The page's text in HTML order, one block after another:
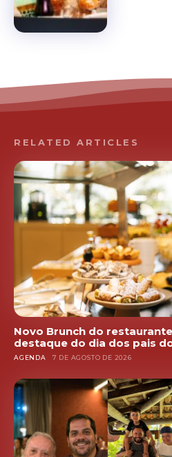
RELATED ARTICLES
Novo Brunch do
destaque do dia dos pais
AGENDA 7 DE AGOSTO DE 2026